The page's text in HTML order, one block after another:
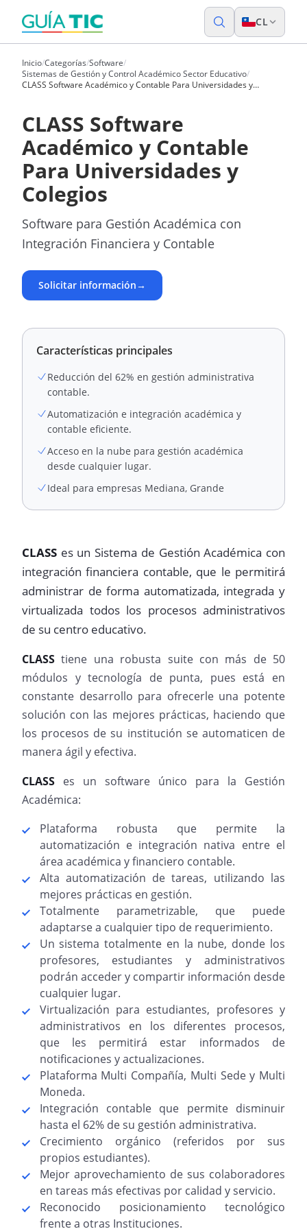
CL
Inicio/Categorías/Software/
Sistemas de Gestión y Control Académico Sector Educativo/
CLASS Software Académico y Contable Para Universidades y
CLASS Software
Académico y Contable
Para Universidades y
Colegios
Software para Gestión Académica con
Integración Financiera y Contable
Solicitar información→
Características principales
Reducción del 62% en gestión administrativa
contable.
Automatización e integración académica y
contable eficiente.
Acceso en la nube para gestión académica
desde cualquier lugar.
Ideal para empresas Mediana, Grande
CLASS es un Sistema de Gestión Académica con
integración financiera contable, que le permitirá
administrar de forma automatizada, integrada y
virtualizada todos los procesos administrativos
de su centro educativo.
CLASS tiene una robusta suite con más de 50
módulos y tecnología de punta, pues está en
constante desarrollo para ofrecerle una potente
solución con las mejores prácticas, haciendo que
los procesos de su institución se automaticen de
manera ágil y efectiva.
CLASS es un software único para la Gestión
Académica:
Plataforma robusta que permite la
automatización e integración nativa entre el
área académica y financiero contable.
Alta automatización de tareas, utilizando las
mejores prácticas en gestión.
Totalmente parametrizable, que puede
adaptarse a cualquier tipo de requerimiento.
Un sistema totalmente en la nube, donde los
profesores, estudiantes y administrativos
podrán acceder y compartir información desde
cualquier lugar.
Virtualización para estudiantes, profesores y
administrativos en los diferentes procesos,
que les permitirá estar informados de
notificaciones y actualizaciones.
Plataforma Multi Compañía, Multi Sede y Multi
Moneda.
Integración contable que permite disminuir
hasta el 62% de su gestión administrativa.
Crecimiento orgánico (referidos por sus
propios estudiantes).
Mejor aprovechamiento de sus colaboradores
en tareas más efectivas por calidad y servicio.
Reconocido posicionamiento tecnológico
frente a otras Instituciones.